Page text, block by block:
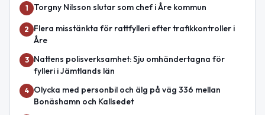
1 Torgny Nilsson slutar som chef i Åre kommun
2
Flera misstänkta för rattfylleri efter trafikkontroller i
Åre
3
Nattens polisverksamhet: Sju omhändertagna för
fylleri i Jämtlands län
4
Olycka med personbil och älg på väg 336 mellan
Bonäshamn och Kallsedet